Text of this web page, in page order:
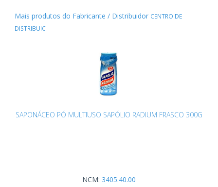
Mais produtos do Fabricante / Distribuidor CENTRO DE
DISTRIBUIC
SAPONÁCEO PÓ MULTIUSO SAPÓLIO RADIUM FRASCO 300G
NCM: 3405.40.00